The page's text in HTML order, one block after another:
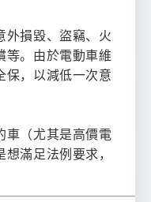
外損毀、盜竊、火
等。由於電動車維
保，以減低一次意
車（尤其是高價電
滿足法例要求，